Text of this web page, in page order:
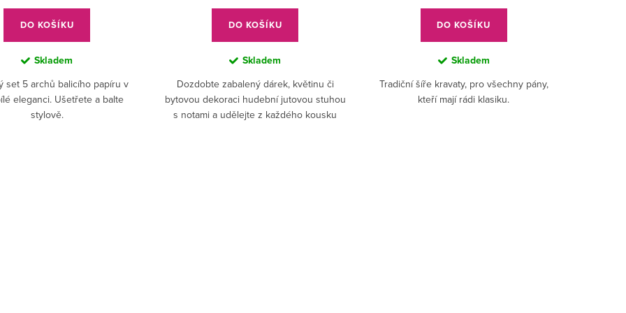
DO KOŠÍKU
Skladem
set 5 archů balicího papíru v
eleganci. Ušetřete a balte
stylově.
DO KOŠÍKU
Skladem
Dozdobte zabalený dárek, květinu či
bytovou dekoraci hudební jutovou stuhou
s notami a udělejte z každého kousku
DO KOŠÍKU
Skladem
Tradiční šíře kravaty, pro všechny pány,
kteří mají rádi klasiku.